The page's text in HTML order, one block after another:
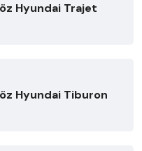
Hyundai Trajet
Hyundai Tiburon